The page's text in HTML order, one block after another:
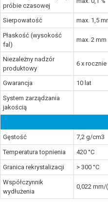
próbie czasowej
Sierpowatość max. 1,5
Płaskość (wysokość
fal)
max. 2 mm
Niezależny nadzór
produktowy
6 x rocznie
Gwarancja 10 lat
System zarządzania
jakością
Gęstość 7,2 g/cm3
Temperatura topnienia 420 °C
Granica rekrystalizacji > 300 °C
Współczynnik
wydłużenia
0,022 mm/